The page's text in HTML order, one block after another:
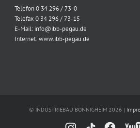
Telefon 0 34 296 / 73-0
Telefax 0 34 296 / 73-15
E-Mail: info@ibb-pegau.de
Internet: www.ibb-pegau.de
© INDUSTRIEBAU BÖNNIGHEIM 2026 |